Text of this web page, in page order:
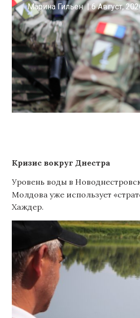
Марина Гильен | 6 Август,
Кризис вокруг Днестра
Уровень воды в
Молдова уже использует
Хаждер.